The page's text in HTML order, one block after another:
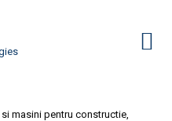
masini pentru constructie,